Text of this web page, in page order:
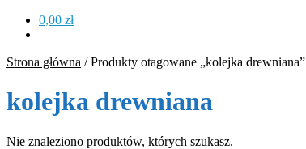
0,00 zł
Strona główna /Produkty otagowane „kolejka drewniana”
kolejka drewniana
Nie znaleziono produktów, których szukasz.